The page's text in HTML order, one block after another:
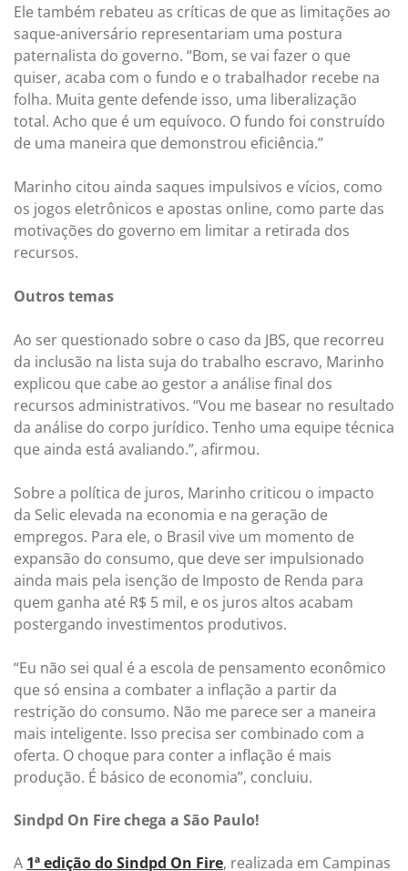
Ele também rebateu as críticas de que as limitações ao
saque-aniversário representariam uma postura
paternalista do governo. “Bom, se vai fazer o que
quiser, acaba com o fundo e o trabalhador recebe na
folha. Muita gente defende isso, uma liberalização
total. Acho que é um equívoco. O fundo foi construído
de uma maneira que demonstrou eficiência.”
Marinho citou ainda saques impulsivos e vícios, como
os jogos eletrônicos e apostas online, como parte das
motivações do governo em limitar a retirada dos
recursos.
Outros temas
Ao ser questionado sobre o caso da JBS, que recorreu
da inclusão na lista suja do trabalho escravo, Marinho
explicou que cabe ao gestor a análise final dos
recursos administrativos. “Vou me basear no resultado
da análise do corpo jurídico. Tenho uma equipe técnica
que ainda está avaliando.”, afirmou.
Sobre a política de juros, Marinho criticou o impacto
da Selic elevada na economia e na geração de
empregos. Para ele, o Brasil vive um momento de
expansão do consumo, que deve ser impulsionado
ainda mais pela isenção de Imposto de Renda para
quem ganha até R$ 5 mil, e os juros altos acabam
postergando investimentos produtivos.
“Eu não sei qual é a escola de pensamento econômico
que só ensina a combater a inflação a partir da
restrição do consumo. Não me parece ser a maneira
mais inteligente. Isso precisa ser combinado com a
oferta. O choque para conter a inflação é mais
produção. É básico de economia”, concluiu.
Sindpd On Fire chega a São Paulo!
A 1ª edição do Sindpd On Fire, realizada em Campinas